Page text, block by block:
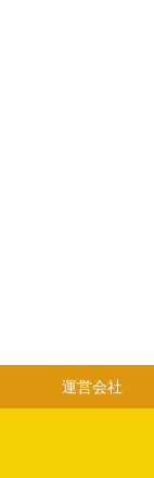
運営会社